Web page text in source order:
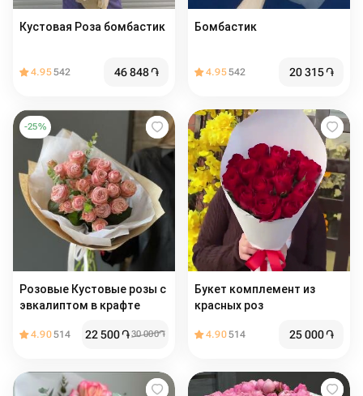
Кустовая Роза бомбастик
4.95542 46 848֏
Бомбастик
4.95542 20 315֏
-25%
Розовые Кустовые розы с
эвкалиптом в крафте
4.90514 22 500֏30 000֏
Букет комплемент из
красных роз
4.90514 25 000֏